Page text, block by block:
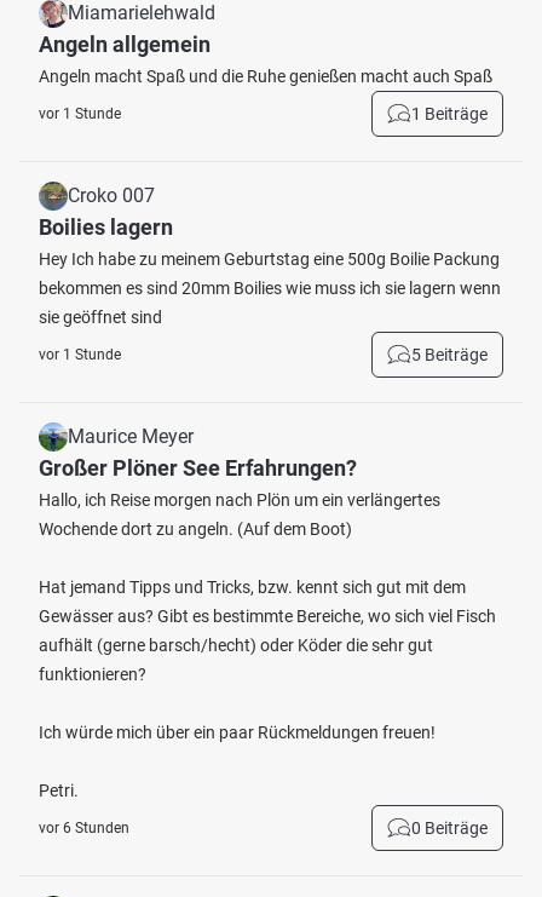
Miamarielehwald
Angeln allgemein
Angeln macht Spaß und die Ruhe genießen macht auch Spaß
vor 1 Stunde 1 Beiträge
Croko 007
Boilies lagern
Hey Ich habe zu meinem Geburtstag eine 500g Boilie Packung
bekommen es sind 20mm Boilies wie muss ich sie lagern wenn
sie geöffnet sind
vor 1 Stunde 5 Beiträge
Maurice Meyer
Großer Plöner See Erfahrungen?
Hallo, ich Reise morgen nach Plön um ein verlängertes
Wochende dort zu angeln. (Auf dem Boot)
Hat jemand Tipps und Tricks, bzw. kennt sich gut mit dem
Gewässer aus? Gibt es bestimmte Bereiche, wo sich viel Fisch
aufhält (gerne barsch/hecht) oder Köder die sehr gut
funktionieren?
Ich würde mich über ein paar Rückmeldungen freuen!
Petri.
vor 6 Stunden 0 Beiträge